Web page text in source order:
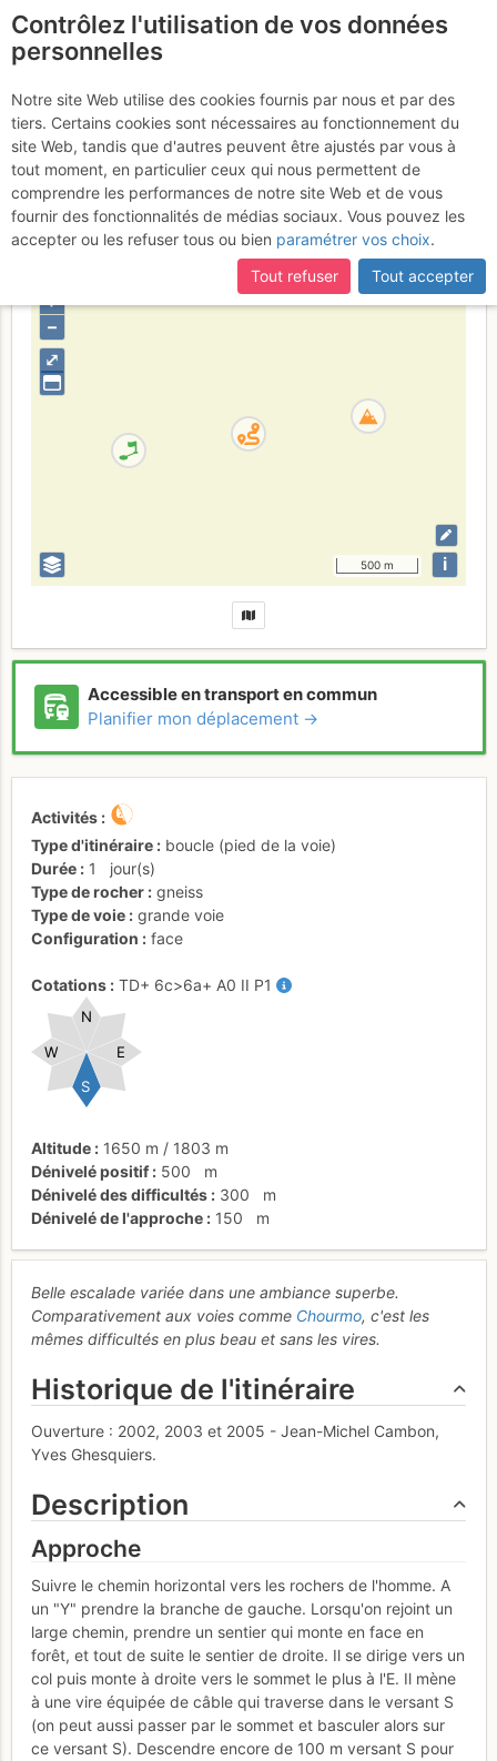
Chamrousse - Bite
de l'Homme : Caresse de
Rouge
Belledonne
⤢
+
–
500 m i
Accessible en transport en commun
Planifier mon déplacement →
Activités
Type d'itinéraire
boucle (pied de la voie)
Durée
1
jour(s)
Type de rocher
gneiss
Type de voie
grande voie
Configuration
face
Cotations TD+ 6c>6a+ A0 II P1
E
W
S
N
Altitude 1650 m / 1803 m
Dénivelé positif
500
m
Dénivelé des difficultés
300
m
Dénivelé de l'approche
150 m
Belle escalade variée dans une ambiance superbe.
Comparativement aux voies comme Chourmo, c'est les
mêmes difficultés en plus beau et sans les vires.
Historique de l'itinéraire
Ouverture : 2002, 2003 et 2005 - Jean-Michel Cambon,
Yves Ghesquiers.
Description
Approche
Suivre le chemin horizontal vers les rochers de l'homme. A
un "Y" prendre la branche de gauche. Lorsqu'on rejoint un
large chemin, prendre un sentier qui monte en face en
forêt, et tout de suite le sentier de droite. Il se dirige vers un
col puis monte à droite vers le sommet le plus à l'E. Il mène
à une vire équipée de câble qui traverse dans le versant S
(on peut aussi passer par le sommet et basculer alors sur
ce versant S). Descendre encore de 100 m versant S pour
Contrôlez l'utilisation de vos données
personnelles
Notre site Web utilise des cookies fournis par nous et par des
tiers. Certains cookies sont nécessaires au fonctionnement du
site Web, tandis que d'autres peuvent être ajustés par vous à
tout moment, en particulier ceux qui nous permettent de
comprendre les performances de notre site Web et de vous
fournir des fonctionnalités de médias sociaux. Vous pouvez les
accepter ou les refuser tous ou bien paramétrer vos choix.
Tout refuser
Tout accepter